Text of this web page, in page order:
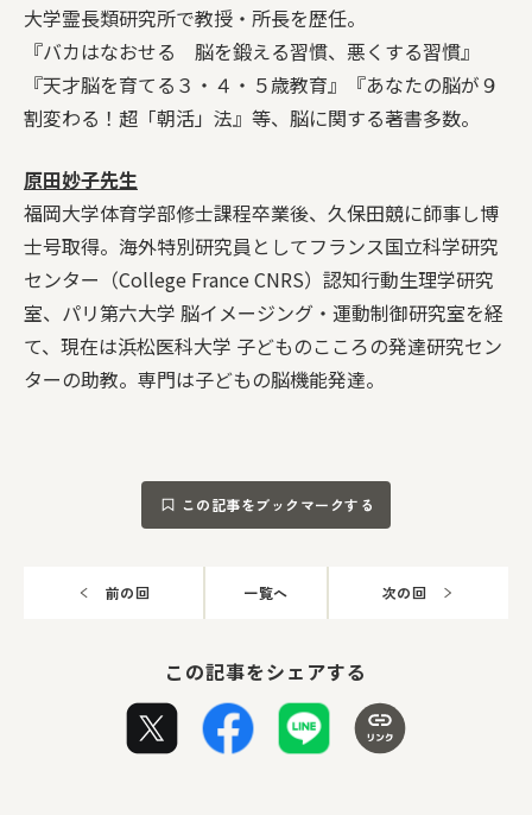
大学霊長類研究所で教授・所長を歴任。
『バカはなおせる 脳を鍛える習慣、悪くする習慣』
『天才脳を育てる３・４・５歳教育』『あなたの脳が９
割変わる！超「朝活」法』等、脳に関する著書多数。
原田妙子先生
福岡大学体育学部修士課程卒業後、久保田競に師事し博
士号取得。海外特別研究員としてフランス国立科学研究
センター（College France CNRS）認知行動生理学研究
室、パリ第六大学 脳イメージング・運動制御研究室を経
て、現在は浜松医科大学 子どものこころの発達研究セン
ターの助教。専門は子どもの脳機能発達。
この記事をブックマークする
前の回 一覧へ 次の回
この記事をシェアする